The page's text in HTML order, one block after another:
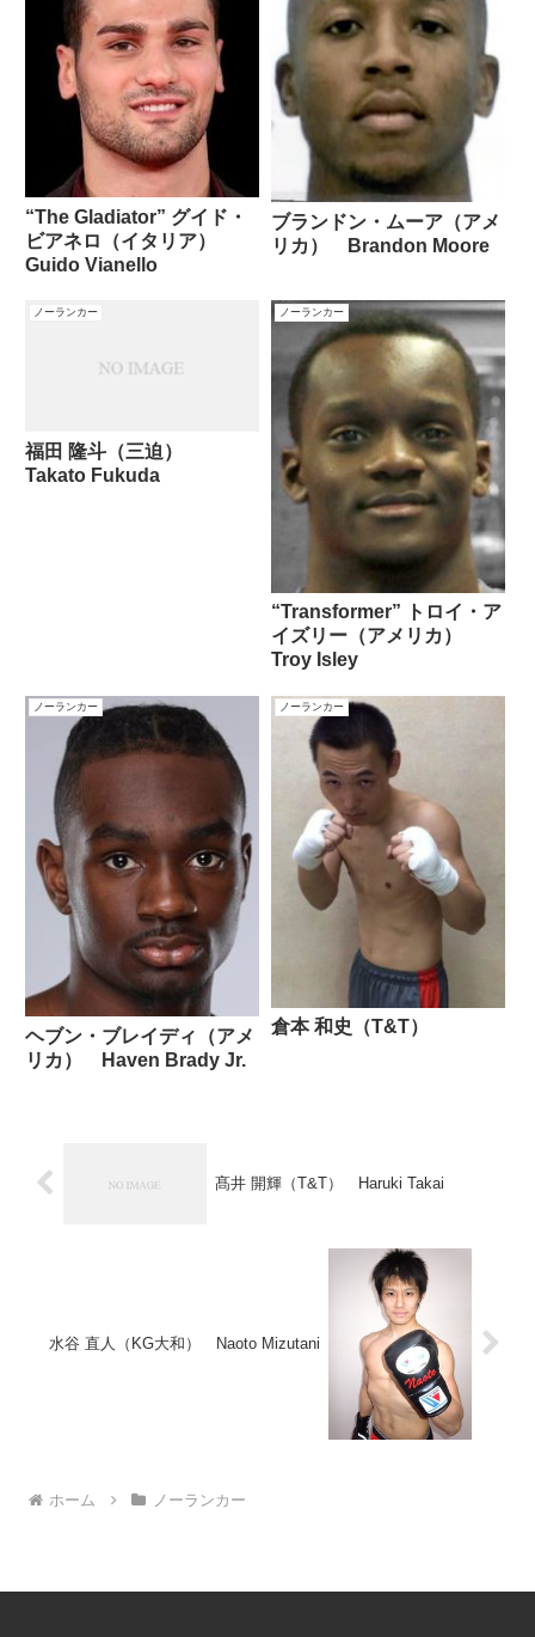
“The Gladiator” グイド・
ビアネロ（イタリア）
Guido Vianello
ブランドン・ムーア（アメ
リカ） Brandon Moore
ノーランカー
福田 隆斗（三迫）
Takato Fukuda
ノーランカー
“Transformer” トロイ・ア
イズリー（アメリカ）
Troy Isley
ノーランカー
ヘブン・ブレイディ（アメ
リカ） Haven Brady Jr.
ノーランカー
倉本 和史（T&T）
髙井 開輝（T&T） Haruki Takai
水谷 直人（KG大和） Naoto Mizutani
ホーム ノーランカー